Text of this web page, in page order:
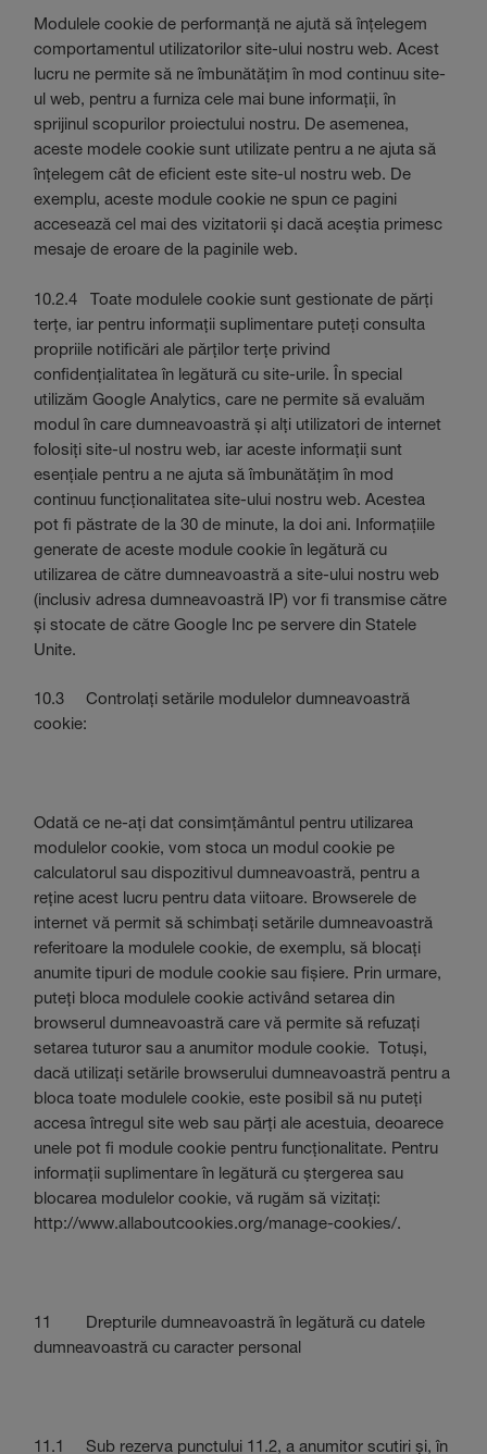
Modulele cookie de performanță ne ajută să înțelegem
comportamentul utilizatorilor site-ului nostru web. Acest
lucru ne permite să ne îmbunătățim în mod continuu site-
ul web, pentru a furniza cele mai bune informații, în
sprijinul scopurilor proiectului nostru. De asemenea,
aceste modele cookie sunt utilizate pentru a ne ajuta să
înțelegem cât de eficient este site-ul nostru web. De
exemplu, aceste module cookie ne spun ce pagini
accesează cel mai des vizitatorii și dacă aceștia primesc
mesaje de eroare de la paginile web.
10.2.4 Toate modulele cookie sunt gestionate de părți
terțe, iar pentru informații suplimentare puteți consulta
propriile notificări ale părților terțe privind
confidențialitatea în legătură cu site-urile. În special
utilizăm Google Analytics, care ne permite să evaluăm
modul în care dumneavoastră și alți utilizatori de internet
folosiți site-ul nostru web, iar aceste informații sunt
esențiale pentru a ne ajuta să îmbunătățim în mod
continuu funcționalitatea site-ului nostru web. Acestea
pot fi păstrate de la 30 de minute, la doi ani. Informațiile
generate de aceste module cookie în legătură cu
utilizarea de către dumneavoastră a site-ului nostru web
(inclusiv adresa dumneavoastră IP) vor fi transmise către
și stocate de către Google Inc pe servere din Statele
Unite.
10.3 Controlați setările modulelor dumneavoastră
cookie:
Odată ce ne-ați dat consimțământul pentru utilizarea
modulelor cookie, vom stoca un modul cookie pe
calculatorul sau dispozitivul dumneavoastră, pentru a
reține acest lucru pentru data viitoare. Browserele de
internet vă permit să schimbați setările dumneavoastră
referitoare la modulele cookie, de exemplu, să blocați
anumite tipuri de module cookie sau fișiere. Prin urmare,
puteți bloca modulele cookie activând setarea din
browserul dumneavoastră care vă permite să refuzați
setarea tuturor sau a anumitor module cookie. Totuși,
dacă utilizați setările browserului dumneavoastră pentru a
bloca toate modulele cookie, este posibil să nu puteți
accesa întregul site web sau părți ale acestuia, deoarece
unele pot fi module cookie pentru funcționalitate. Pentru
informații suplimentare în legătură cu ștergerea sau
blocarea modulelor cookie, vă rugăm să vizitați:
http://www.allaboutcookies.org/manage-cookies/.
11 Drepturile dumneavoastră în legătură cu datele
dumneavoastră cu caracter personal
11.1 Sub rezerva punctului 11.2, a anumitor scutiri și, în